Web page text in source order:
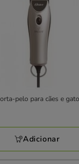
pelo para cães e
Adicionar